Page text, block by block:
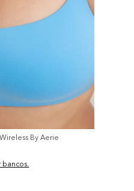
By Aerie
bancos.